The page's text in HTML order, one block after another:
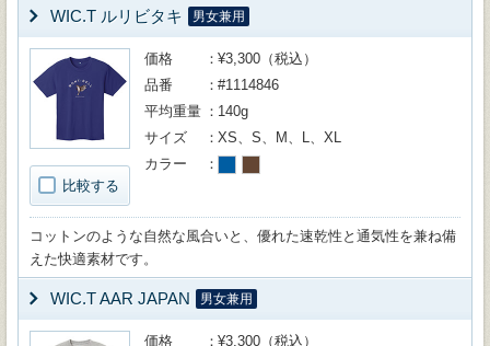
WIC.T ルリビタキ 男女兼用
比較する
価格
¥3,300（税込）
品番
#1114846
平均重量
140g
サイズ
XS、S、M、L、XL
カラー
コットンのような自然な風合いと、優れた速乾性と通気性を兼ね備
えた快適素材です。
WIC.T AAR JAPAN 男女兼用
価格
¥3,300（税込）